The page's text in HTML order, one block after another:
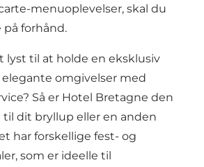
menuoplevelser, skal du
forhånd.
lyst til at holde en eksklusiv
omgivelser med
Så er Hotel Bretagne den
dit bryllup eller en anden
har forskellige fest- og
som er ideelle til